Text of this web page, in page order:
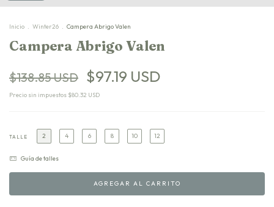
Inicio Winter26 Campera Abrigo Valen
Campera Abrigo Valen
$138.85 USD $97.19 USD
Precio sin impuestos $80.32 USD
TALLE 2 4 6 8 10 12
Guía de talles